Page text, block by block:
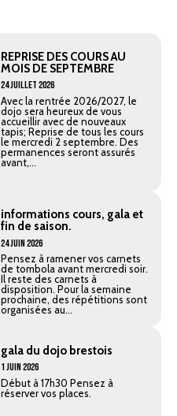
REPRISE DES COURS AU
MOIS DE SEPTEMBRE
24 Juillet 2026
Avec la rentrée 2026/2027, le
dojo sera heureux de vous
accueillir avec de nouveaux
tapis; Reprise de tous les cours
le mercredi 2 septembre. Des
permanences seront assurés
avant,...
informations cours, gala et
fin de saison.
24 Juin 2026
Pensez à ramener vos carnets
de tombola avant mercredi soir.
Il reste des carnets à
disposition. Pour la semaine
prochaine, des répétitions sont
organisées au...
gala du dojo brestois
1 Juin 2026
Début à 17h30 Pensez à
réserver vos places.